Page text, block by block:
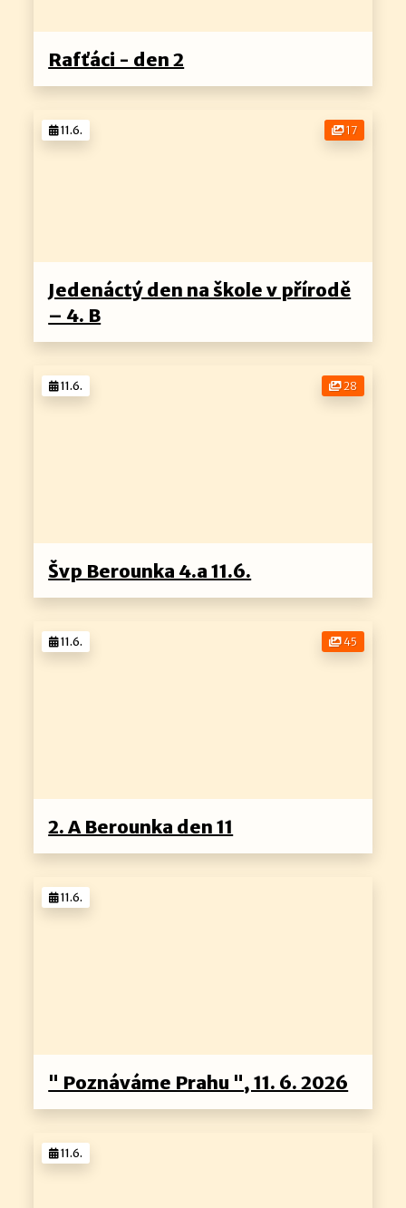
Rafťáci - den 2
Jedenáctý den na škole v přírodě
– 4. B
17
11.6.
Švp Berounka 4.a 11.6.
28
11.6.
2. A Berounka den 11
45
11.6.
" Poznáváme Prahu ", 11. 6. 2026
11.6.
11.6.